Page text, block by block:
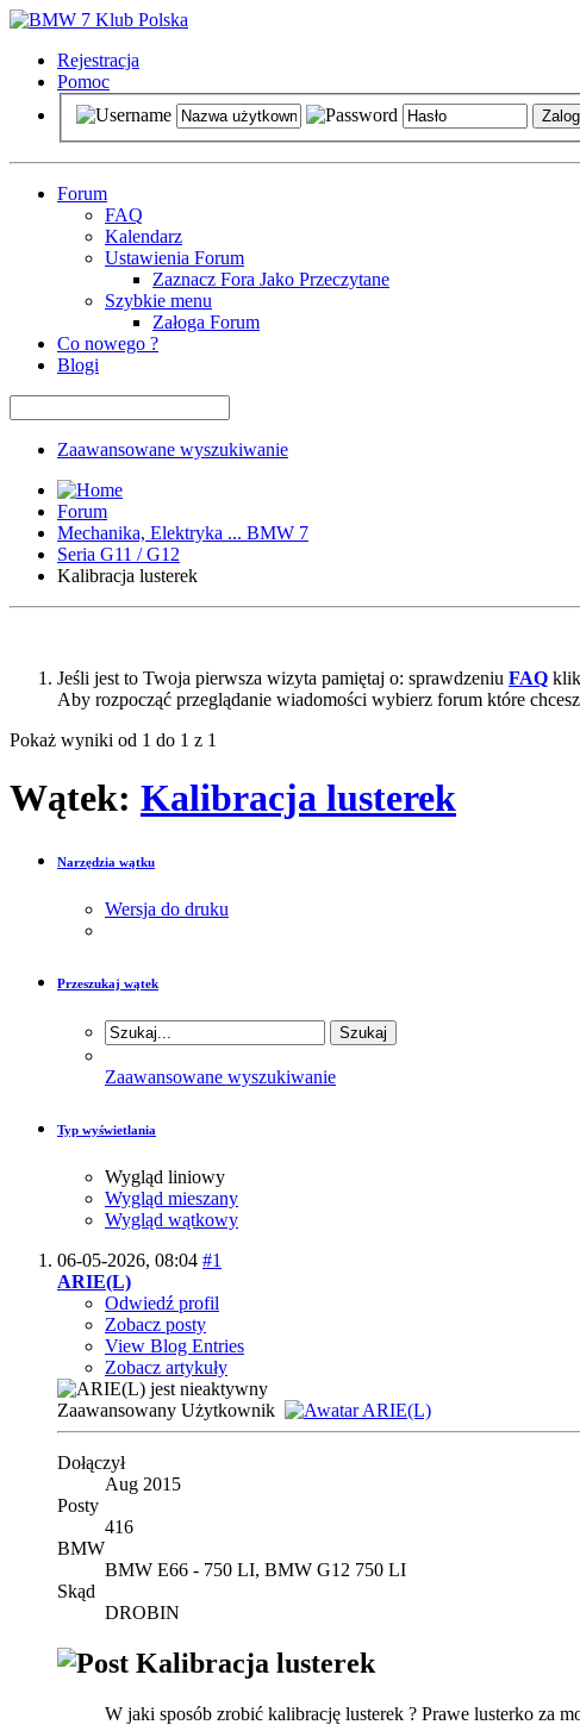
Rejestracja
Pomoc
Forum
FAQ
Kalendarz
Ustawienia Forum
Zaznacz Fora Jako Przeczytane
Szybkie menu
Załoga Forum
Co nowego ?
Blogi
Zaawansowane wyszukiwanie
Forum
Mechanika, Elektryka ... BMW 7
Seria G11 / G12
Kalibracja lusterek
Jeśli jest to Twoja pierwsza wizyta pamiętaj o: sprawdzeniu FAQ
Aby rozpocząć przeglądanie wiadomości wybierz forum które
Pokaż wyniki od 1 do 1 z 1
Wątek: Kalibracja lusterek
Narzędzia wątku
Wersja do druku
Przeszukaj wątek
Zaawansowane wyszukiwanie
Typ wyświetlania
Wygląd liniowy
Wygląd mieszany
Wygląd wątkowy
06-05-2026, 08:04 #1
ARIE(L)
Odwiedź profil
Zobacz posty
View Blog Entries
Zobacz artykuły
Zaawansowany Użytkownik
Dołączył
Aug 2015
Posty
416
BMW
BMW E66 - 750 LI, BMW G12 750 LI
Skąd
DROBIN
Kalibracja lusterek
W jaki sposób zrobić kalibrację lusterek ? Prawe lusterko za